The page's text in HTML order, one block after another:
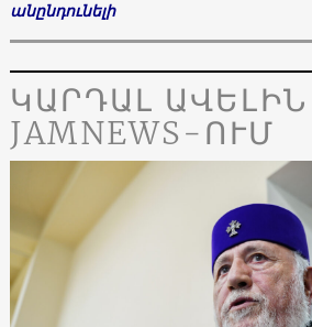
անընդունելի
ԿԱՐԴԱԼ ԱՎԵԼԻՆ
JAMNEWS-ՈՒՄ